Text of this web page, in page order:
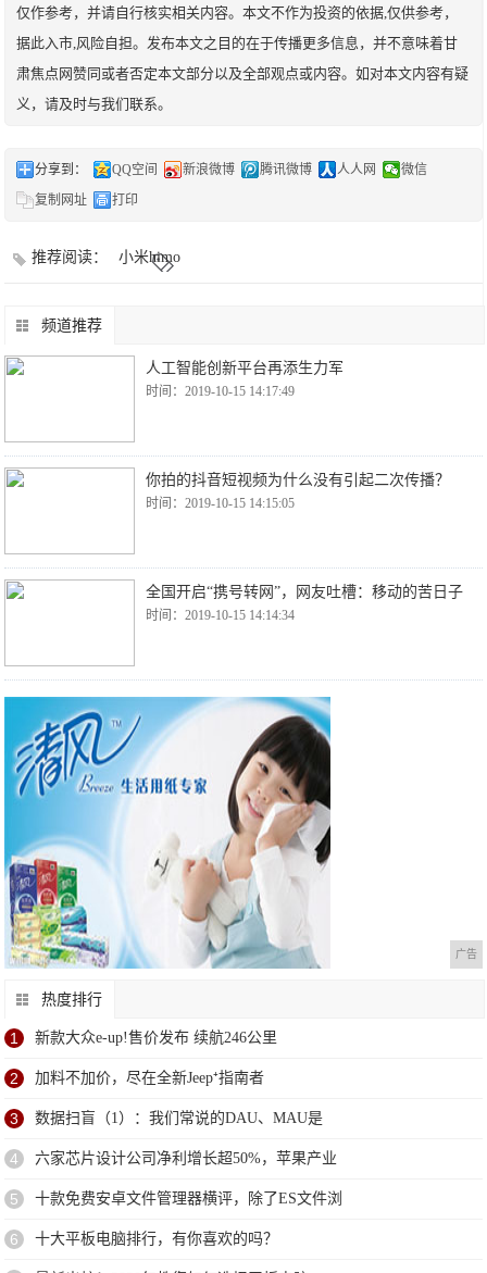
仅作参考，并请自行核实相关内容。本文不作为投资的依据,仅供参考，
据此入市,风险自担。发布本文之目的在于传播更多信息，并不意味着甘
肃焦点网赞同或者否定本文部分以及全部观点或内容。如对本文内容有疑
义，请及时与我们联系。
分享到： QQ空间 新浪微博 腾讯微博 人人网
微信
复制网址
打印
推荐阅读： 小米himo
频道推荐
人工智能创新平台再添生力军
时间：2019-10-15 14:17:49
你拍的抖音短视频为什么没有引起二次传播？
时间：2019-10-15 14:15:05
全国开启“携号转网”，网友吐槽：移动的苦日子
时间：2019-10-15 14:14:34
广告
热度排行
1 新款大众e-up!售价发布 续航246公里
2 加料不加价，尽在全新Jeep⁺指南者
3 数据扫盲（1）：我们常说的DAU、MAU是
4 六家芯片设计公司净利增长超50%，苹果产业
5 十款免费安卓文件管理器横评，除了ES文件浏
6 十大平板电脑排行，有你喜欢的吗？